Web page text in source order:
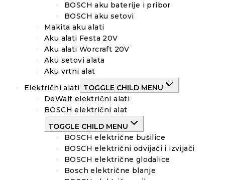
BOSCH aku baterije i pribor
BOSCH aku setovi
Makita aku alati
Aku alati Festa 20V
Aku alati Worcraft 20V
Aku setovi alata
Aku vrtni alat
Električni alati TOGGLE CHILD MENU
DeWalt električni alati
BOSCH električni alat
TOGGLE CHILD MENU
BOSCH električne bušilice
BOSCH električni odvijači i izvijači
BOSCH električne glodalice
Bosch električne blanje